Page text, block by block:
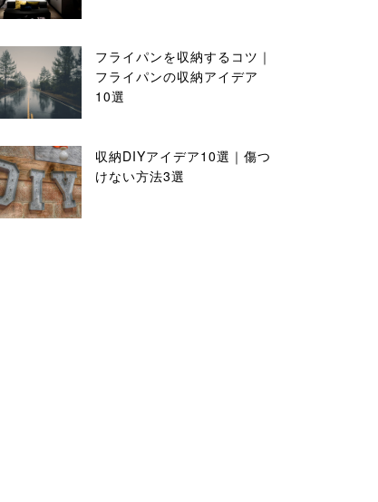
フライパンを収納するコツ｜
フライパンの収納アイデア
10選
収納DIYアイデア10選｜傷つ
けない方法3選